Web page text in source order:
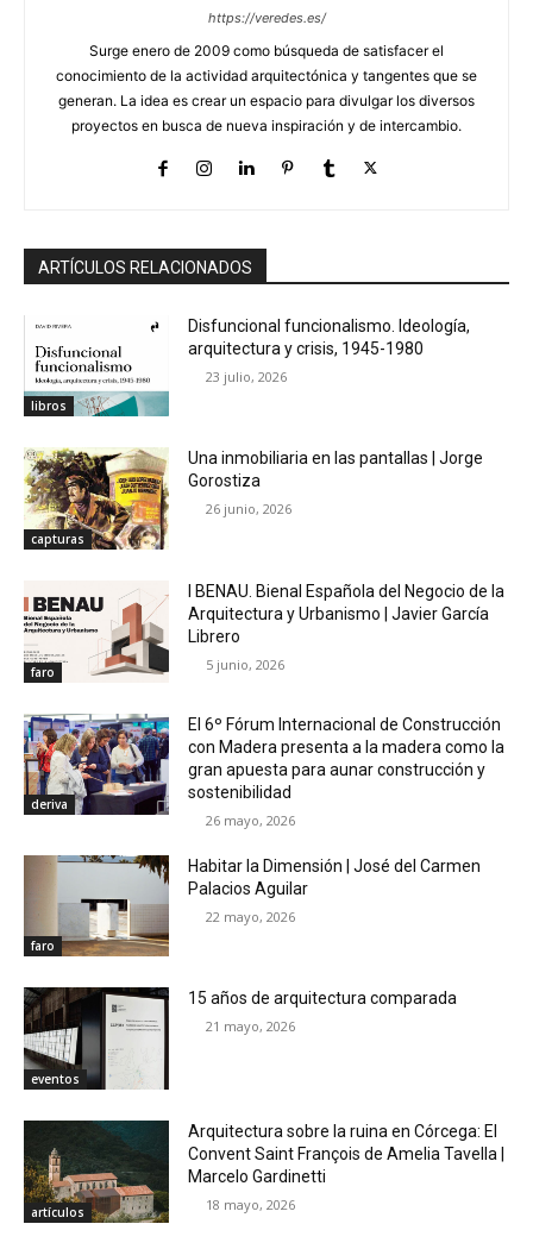
https://veredes.es/
Surge enero de 2009 como búsqueda de satisfacer el
conocimiento de la actividad arquitectónica y tangentes que se
generan. La idea es crear un espacio para divulgar los diversos
proyectos en busca de nueva inspiración y de intercambio.
ARTÍCULOS RELACIONADOS
libros
Disfuncional funcionalismo. Ideología,
arquitectura y crisis, 1945-1980
23 julio, 2026
capturas
Una inmobiliaria en las pantallas | Jorge
Gorostiza
26 junio, 2026
faro
I BENAU. Bienal Española del Negocio de la
Arquitectura y Urbanismo | Javier García
Librero
5 junio, 2026
deriva
El 6º Fórum Internacional de Construcción
con Madera presenta a la madera como la
gran apuesta para aunar construcción y
sostenibilidad
26 mayo, 2026
faro
Habitar la Dimensión | José del Carmen
Palacios Aguilar
22 mayo, 2026
eventos
15 años de arquitectura comparada
21 mayo, 2026
artículos
Arquitectura sobre la ruina en Córcega: El
Convent Saint François de Amelia Tavella |
Marcelo Gardinetti
18 mayo, 2026